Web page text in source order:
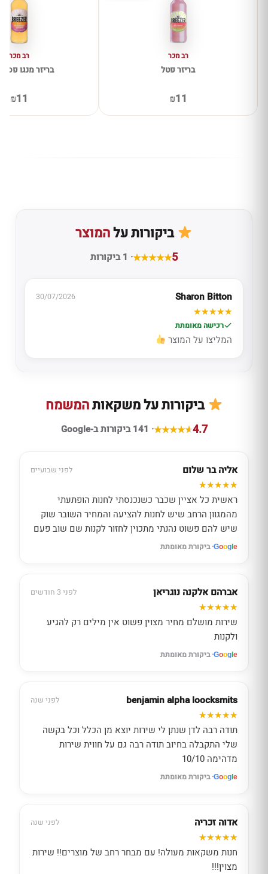
רב מכר
בריזר פטל
₪11
רב מכר
בריזר מנגו
₪11
ביקורות עלהמוצר
5 · 1 ביקורות
Sharon Bitton
30/07/2026
רכישה מאומתת
המליצו על המוצר
ביקורות על משקאותהמשמח
4.7 · 141 ביקורות ב-Google
אליה בר שלום לפני שבועיים
ראשית כל אציין שכבר כשנכנסתי לחנות הופתעתי
מהמגוון הרחב שיש לחנות להציעה והמחיר השובר שוק
שיש להם פשוט נהנתי מתכוין לחזור לקנות שם שוב פעם
Google · ביקורת מאומתת
אברהם אלקנה נוגריאן לפני 3 חודשים
שירות מושלם מחיר מצוין פשוט אין מילים רק להגיע
ולקנות
Google · ביקורת מאומתת
benjamin alpha loocksmits לפני שנה
תודה רבה לדן שנתן לי שירות יוצא מן הכלל וכל בקשה
שלי התקבלה בחיוב תודה רבה גם על חווית שירות
מדהימה 10/10
Google · ביקורת מאומתת
אדוה זכריה לפני שנה
חנות משקאות מעולה! עם מבחר רחב של מוצרים!! שירות
מצוין!!!